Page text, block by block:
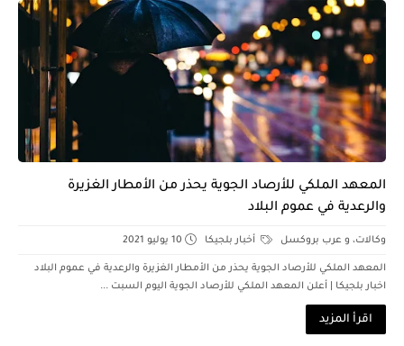
المعهد الملكي للأرصاد الجوية يحذر من الأمطار الغزيرة
والرعدية في عموم البلاد
وكالات، و عرب بروكسل أخبار بلجيكا 10 يوليو 2021
المعهد الملكي للأرصاد الجوية يحذر من الأمطار الغزيرة والرعدية في عموم البلاد
اخبار بلجيكا | أعلن المعهد الملكي للأرصاد الجوية اليوم السبت ...
اقرأ المزيد